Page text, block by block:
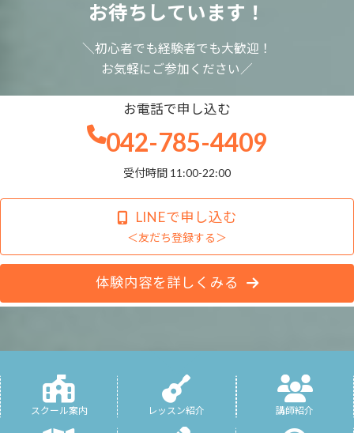
お待ちしています！
＼初心者でも経験者でも大歓迎！
お気軽にご参加ください／
お電話で申し込む
042-785-4409
受付時間 11:00-22:00
LINEで申し込む
＜友だち登録する＞
体験内容を詳しくみる
スクール案内 レッスン紹介 講師紹介